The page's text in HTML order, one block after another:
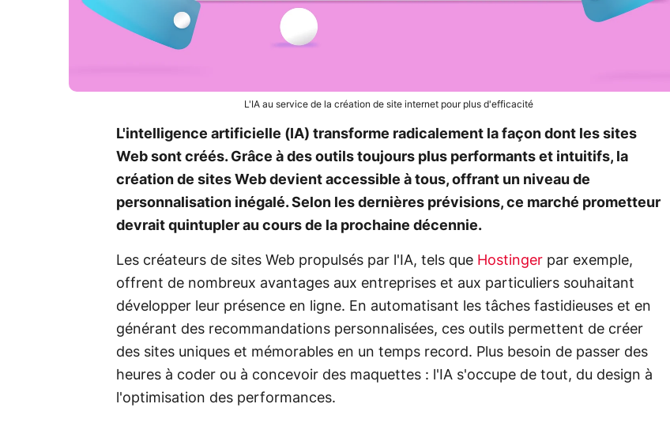
L'IA au service de la création de site internet pour plus d'efficacité
L'intelligence artificielle (IA) transforme radicalement la façon dont les sites
Web sont créés. Grâce à des outils toujours plus performants et intuitifs, la
création de sites Web devient accessible à tous, offrant un niveau de
personnalisation inégalé. Selon les dernières prévisions, ce marché prometteur
devrait quintupler au cours de la prochaine décennie.
Les créateurs de sites Web propulsés par l'IA, tels que Hostinger par exemple,
offrent de nombreux avantages aux entreprises et aux particuliers souhaitant
développer leur présence en ligne. En automatisant les tâches fastidieuses et en
générant des recommandations personnalisées, ces outils permettent de créer
des sites uniques et mémorables en un temps record. Plus besoin de passer des
heures à coder ou à concevoir des maquettes : l'IA s'occupe de tout, du design à
l'optimisation des performances.